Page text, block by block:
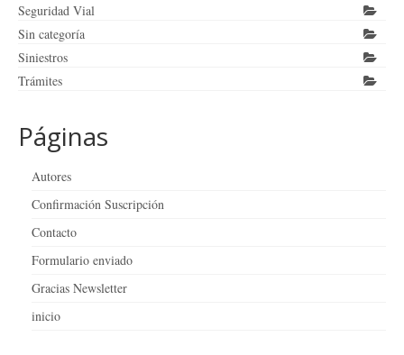
Seguridad Vial
Sin categoría
Siniestros
Trámites
Páginas
Autores
Confirmación Suscripción
Contacto
Formulario enviado
Gracias Newsletter
inicio